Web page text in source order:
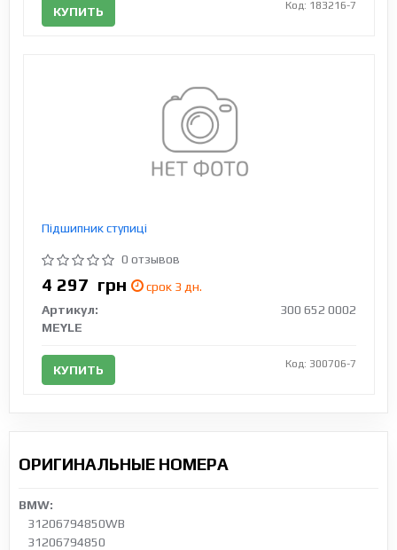
КУПИТЬ Код: 183216-7
Підшипник ступиці
0 отзывов
4 297 грн
срок 3 дн.
Артикул:
300 652 0002
MEYLE
КУПИТЬ Код: 300706-7
ОРИГИНАЛЬНЫЕ НОМЕРА
BMW:
31206794850WB
31206794850